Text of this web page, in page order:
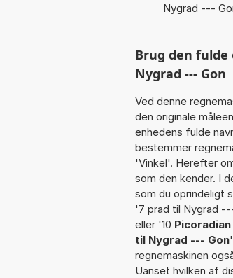
Nygrad ---
Brug den
Nygrad --- Gon
Ved denne
den originale
enhedens fulde
bestemmer
'Vinkel'. Herefter
som den kender. I
som du oprindeligt
'7 prad til Nygrad
eller '10
til Nygrad --- Gon
regnemaskinen
Uanset hvilken af